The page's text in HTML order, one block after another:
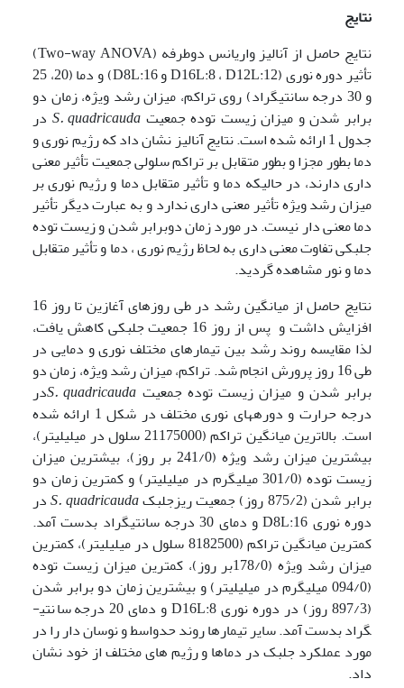
نتایج
نتایج حاصل از آنالیز واریانس دوطرفه (Two-way ANOVA)
تأثیر دوره نوری (D16L:8 ، D12L:12 و D8L:16) و دما (20، 25
و 30 درجه سانتی­گراد) روی تراکم، میزان رشد ویژه، زمان دو
برابر شدن و میزان زیست توده جمعیت S. quadricauda
در
جدول 1 ارائه شده است. نتایج آنالیز نشان داد که رژیم نوری و
دما بطور مجزا و بطور متقابل بر تراکم سلولی جمعیت تأثیر معنی
داری دارند، در حالیکه دما و تأثیر متقابل دما و رژیم نوری بر
میزان رشد ویژه تأثیر معنی داری ندارد و به عبارت دیگر تأثیر
دما معنی دار نیست. در مورد زمان دوبرابر شدن و زیست توده
جلبکی تفاوت معنی داری به لحاظ رژیم نوری ، دما و تأثیر متقابل
دما و نور مشاهده گردید.
نتایج حاصل از میانگین رشد در طی روزهای آغازین تا روز 16
افزایش داشت و پس از روز 16 جمعیت جلبکی کاهش یافت،
لذا مقایسه روند رشد بین تیمارهای مختلف نوری و دمایی در
طی 16 روز پرورش انجام شد. تراکم، میزان رشد ویژه، زمان دو
برابر شدن و میزان زیست توده جمعیت S. quadricaudaدر
درجه حرارت و دوره­های نوری مختلف در شکل 1 ارائه شده
است. بالاترین میانگین تراکم (21175000 سلول در میلی­لیتر)،
بیشترین میزان رشد ویژه (241/0 بر روز)، بیشترین میزان
زیست توده (301/0 میلی­گرم در میلی­لیتر) و کمترین زمان دو
برابر شدن (875/2 روز) جمعیت ریز­جلبک
S. quadricaudaدر
دوره نوری D8L:16 و دمای 30 درجه سانتی­گراد بدست آمد.
کمترین میانگین تراکم (8182500 سلول در میلی­لیتر)، کمترین
میزان رشد ویژه (178/0بر روز)، کمترین میزان زیست توده
(094/0 میلی­گرم در میلی­لیتر) و بیشترین زمان دو برابر شدن
(897/3 روز) در دوره نوری D16L:8 و دمای 20 درجه سانتی­
گراد بدست آمد. سایر تیمارها روند حدواسط و نوسان دار را در
مورد عملکرد جلبک در دماها و رژیم های مختلف از خود نشان
داد.